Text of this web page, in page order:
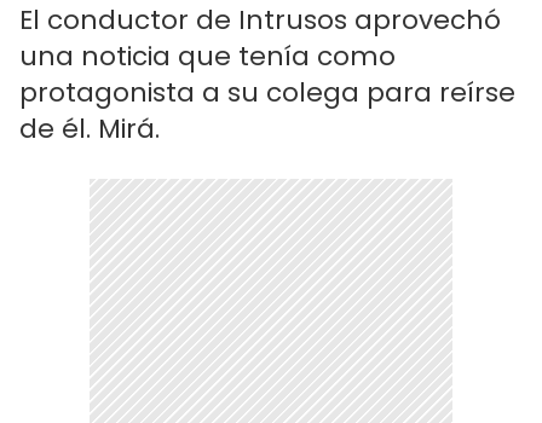
El conductor de Intrusos aprovechó
una noticia que tenía como
protagonista a su colega para reírse
de él. Mirá.